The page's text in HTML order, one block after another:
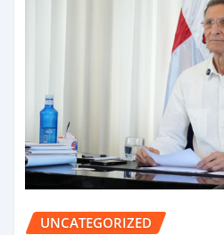
UNCATEGORIZED